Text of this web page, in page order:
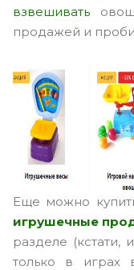
взвешивать
продажей и
Еще можно
игрушечные
разделе (кстати,
только в